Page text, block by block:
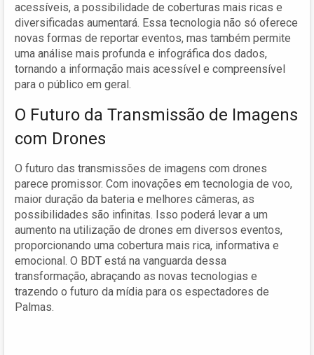
acessíveis, a possibilidade de coberturas mais ricas e
diversificadas aumentará. Essa tecnologia não só oferece
novas formas de reportar eventos, mas também permite
uma análise mais profunda e infográfica dos dados,
tornando a informação mais acessível e compreensível
para o público em geral.
O Futuro da Transmissão de Imagens
com Drones
O futuro das transmissões de imagens com drones
parece promissor. Com inovações em tecnologia de voo,
maior duração da bateria e melhores câmeras, as
possibilidades são infinitas. Isso poderá levar a um
aumento na utilização de drones em diversos eventos,
proporcionando uma cobertura mais rica, informativa e
emocional. O BDT está na vanguarda dessa
transformação, abraçando as novas tecnologias e
trazendo o futuro da mídia para os espectadores de
Palmas.